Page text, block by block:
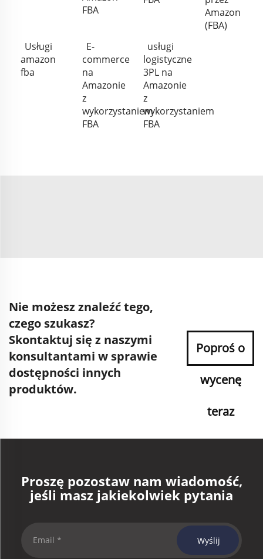
FBA
Amazon
(FBA)
Usługi
amazon
fba
E-
commerce
na
Amazonie
z
wykorzystaniem
FBA
usługi
logistyczne
3PL na
Amazonie
z
wykorzystaniem
FBA
Nie możesz znaleźć tego,
czego szukasz?
Skontaktuj się z naszymi
konsultantami w sprawie
dostępności innych
produktów.
Poproś o
wycenę
teraz
Proszę pozostaw nam wiadomość,
jeśli masz jakiekolwiek pytania
Wyślij